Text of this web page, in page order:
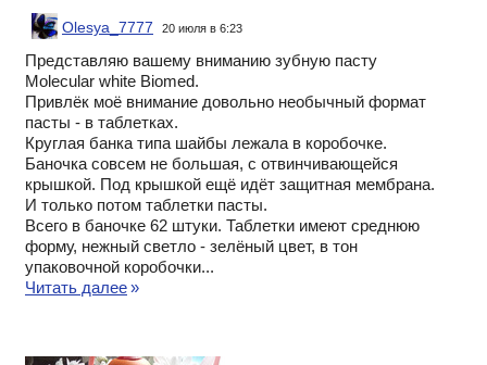
Olesya_7777 20 июля в 6:23
Представляю вашему вниманию зубную пасту
Molecular white Biomed.
Привлёк моё внимание довольно необычный формат
пасты - в таблетках.
Круглая банка типа шайбы лежала в коробочке.
Баночка совсем не большая, с отвинчивающейся
крышкой. Под крышкой ещё идёт защитная мембрана.
И только потом таблетки пасты.
Всего в баночке 62 штуки. Таблетки имеют среднюю
форму, нежный светло - зелёный цвет, в тон
упаковочной коробочки...
Читать далее»